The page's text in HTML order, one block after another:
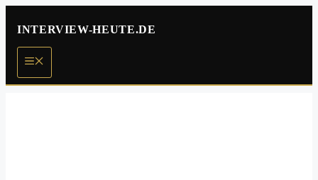
Inhalt
springen
INTERVIEW-HEUTE.DE
Menü